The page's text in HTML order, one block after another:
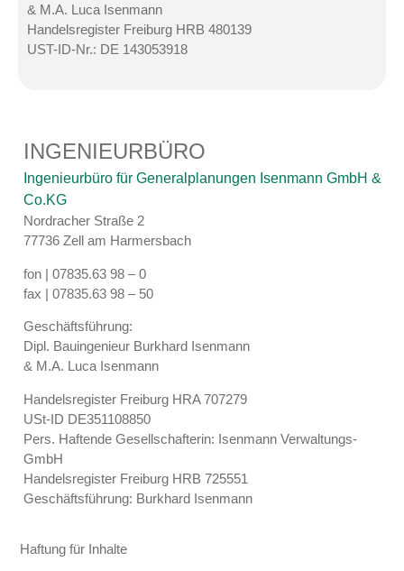
& M.A. Luca Isenmann
Handelsregister Freiburg HRB 480139
UST-ID-Nr.: DE 143053918
INGENIEURBÜRO
Ingenieurbüro für Generalplanungen Isenmann GmbH &
Co.KG
Nordracher Straße 2
77736 Zell am Harmersbach
fon | 07835.63 98 – 0
fax | 07835.63 98 – 50
Geschäftsführung:
Dipl. Bauingenieur Burkhard Isenmann
& M.A. Luca Isenmann
Handelsregister Freiburg HRA 707279
USt-ID DE351108850
Pers. Haftende Gesellschafterin: Isenmann Verwaltungs-
GmbH
Handelsregister Freiburg HRB 725551
Geschäftsführung: Burkhard Isenmann
Haftung für Inhalte